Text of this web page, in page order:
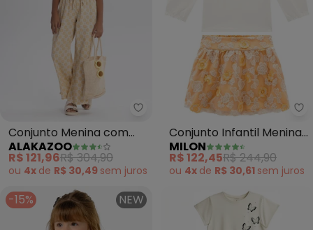
Alakazoo - Conjunto Menina
Conjunto Menina com
Calça e Blusa em Sarja
(Bege)
ALAKAZOO
R$ 121,96R$ 304,90
ou 4x de R$ 30,49 sem juros
Conjunto Infantil Menina
Flores (Off White)
MILON
R$ 122,45R$ 244,90
ou 4x de R$ 30,61 sem juros
-15% NEW